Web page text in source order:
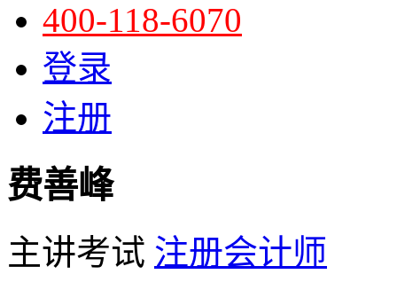
400-118-6070
登录
注册
费善峰
主讲考试 注册会计师